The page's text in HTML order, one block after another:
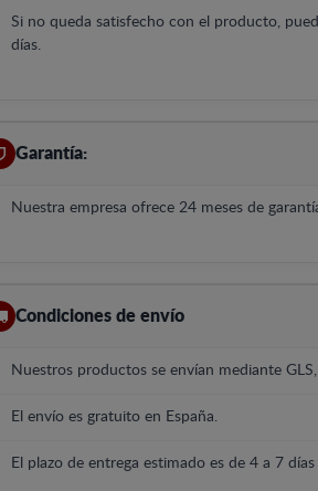
Si no queda satisfecho con el producto,
días.
Garantía:
Nuestra empresa ofrece 24 meses de
Condiciones de envío
Nuestros productos se envían mediante
El envío es gratuito en España.
El plazo de entrega estimado es de 4 a 7